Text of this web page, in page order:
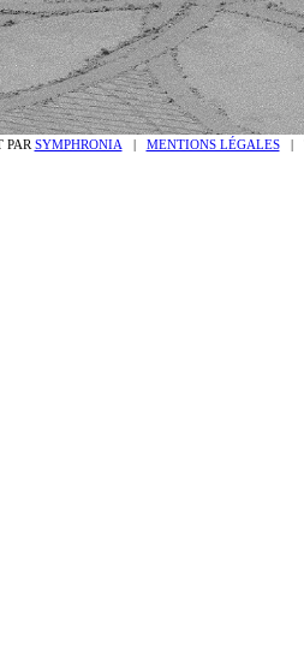
SYMPHRONIA | MENTIONS LÉGALES|